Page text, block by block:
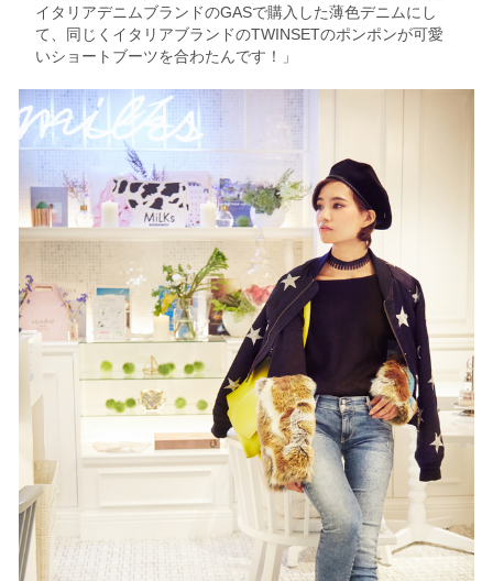
イタリアデニムブランドのGASで購入した薄色デニムにし
て、同じくイタリアブランドのTWINSETのポンポンが可愛
いショートブーツを合わたんです！」